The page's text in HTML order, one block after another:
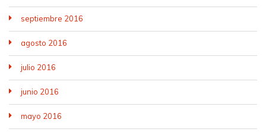
septiembre 2016
agosto 2016
julio 2016
junio 2016
mayo 2016